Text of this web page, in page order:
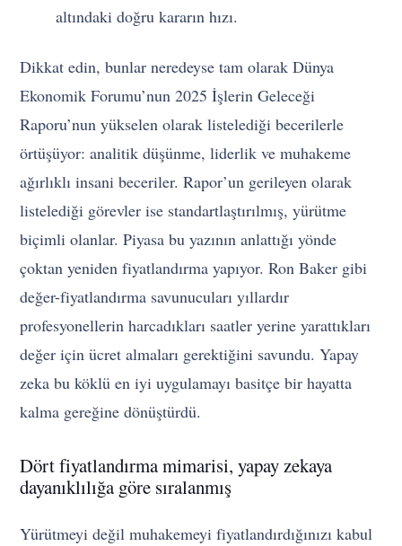
altındaki doğru kararın hızı.
Dikkat edin, bunlar neredeyse tam olarak Dünya
Ekonomik Forumu’nun 2025 İşlerin Geleceği
Raporu’nun yükselen olarak listelediği becerilerle
örtüşüyor: analitik düşünme, liderlik ve muhakeme
ağırlıklı insani beceriler. Rapor’un gerileyen olarak
listelediği görevler ise standartlaştırılmış, yürütme
biçimli olanlar. Piyasa bu yazının anlattığı yönde
çoktan yeniden fiyatlandırma yapıyor. Ron Baker gibi
değer-fiyatlandırma savunucuları yıllardır
profesyonellerin harcadıkları saatler yerine yarattıkları
değer için ücret almaları gerektiğini savundu. Yapay
zeka bu köklü en iyi uygulamayı basitçe bir hayatta
kalma gereğine dönüştürdü.
Dört fiyatlandırma mimarisi, yapay zekaya
dayanıklılığa göre sıralanmış
Yürütmeyi değil muhakemeyi fiyatlandırdığınızı kabul